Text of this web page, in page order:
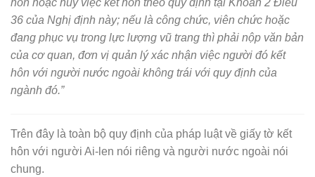
36 của Nghị định này; nếu là công chức, viên chức hoặc
đang phục vụ trong lực lượng vũ trang thì phải nộp văn bản
của cơ quan, đơn vị quản lý xác nhận việc người đó kết
hôn với người nước ngoài không trái với quy định của
ngành đó.”
Trên đây là toàn bộ quy định của pháp luật về giấy tờ kết
hôn với người Ai-len nói riêng và người nước ngoài nói
chung.